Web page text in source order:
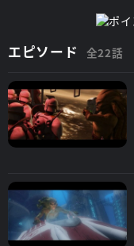
エピソード 全22話